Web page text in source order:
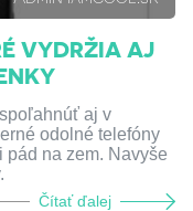
VYDRŽIA AJ
aj v
odolné telefóny
pád na zem. Navyše
Čítať ďalej